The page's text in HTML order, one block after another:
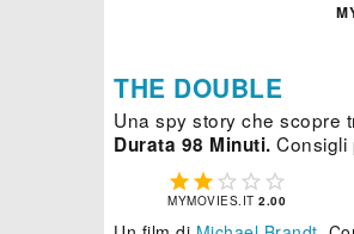
THE DOUBLE
Una spy story che scopre
Durata 98 Minuti. Consigli
    
MYMOVIES.IT2.00